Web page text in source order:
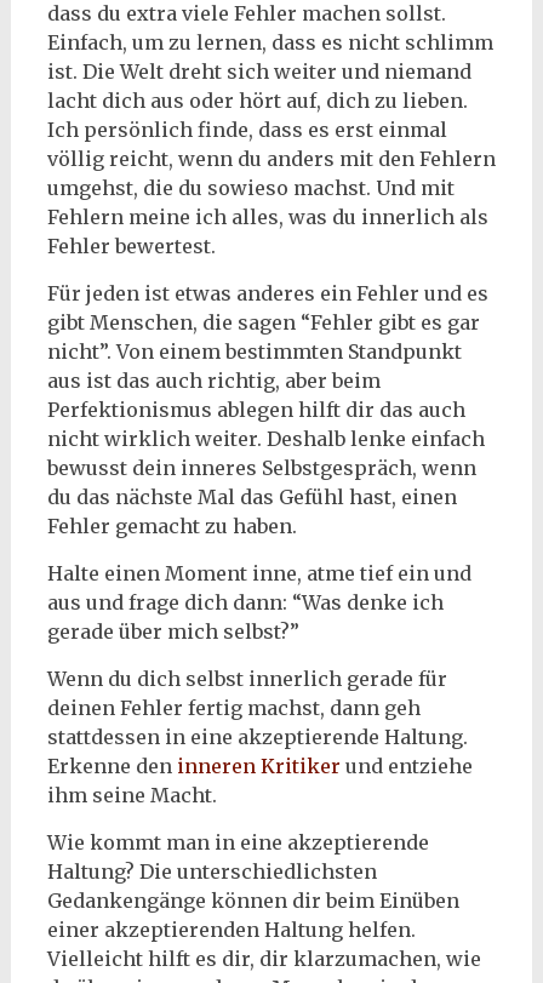
dass du extra viele Fehler machen sollst.
Einfach, um zu lernen, dass es nicht schlimm
ist. Die Welt dreht sich weiter und niemand
lacht dich aus oder hört auf, dich zu lieben.
Ich persönlich finde, dass es erst einmal
völlig reicht, wenn du anders mit den Fehlern
umgehst, die du sowieso machst. Und mit
Fehlern meine ich alles, was du innerlich als
Fehler bewertest.
Für jeden ist etwas anderes ein Fehler und es
gibt Menschen, die sagen “Fehler gibt es gar
nicht”. Von einem bestimmten Standpunkt
aus ist das auch richtig, aber beim
Perfektionismus ablegen hilft dir das auch
nicht wirklich weiter. Deshalb lenke einfach
bewusst dein inneres Selbstgespräch, wenn
du das nächste Mal das Gefühl hast, einen
Fehler gemacht zu haben.
Halte einen Moment inne, atme tief ein und
aus und frage dich dann: “Was denke ich
gerade über mich selbst?”
Wenn du dich selbst innerlich gerade für
deinen Fehler fertig machst, dann geh
stattdessen in eine akzeptierende Haltung.
Erkenne den inneren Kritiker und entziehe
ihm seine Macht.
Wie kommt man in eine akzeptierende
Haltung? Die unterschiedlichsten
Gedankengänge können dir beim Einüben
einer akzeptierenden Haltung helfen.
Vielleicht hilft es dir, dir klarzumachen, wie